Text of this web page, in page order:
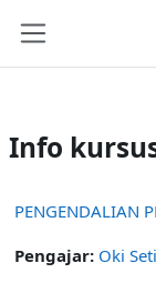
Info
PENGENDALIAN
Pengajar: Oki